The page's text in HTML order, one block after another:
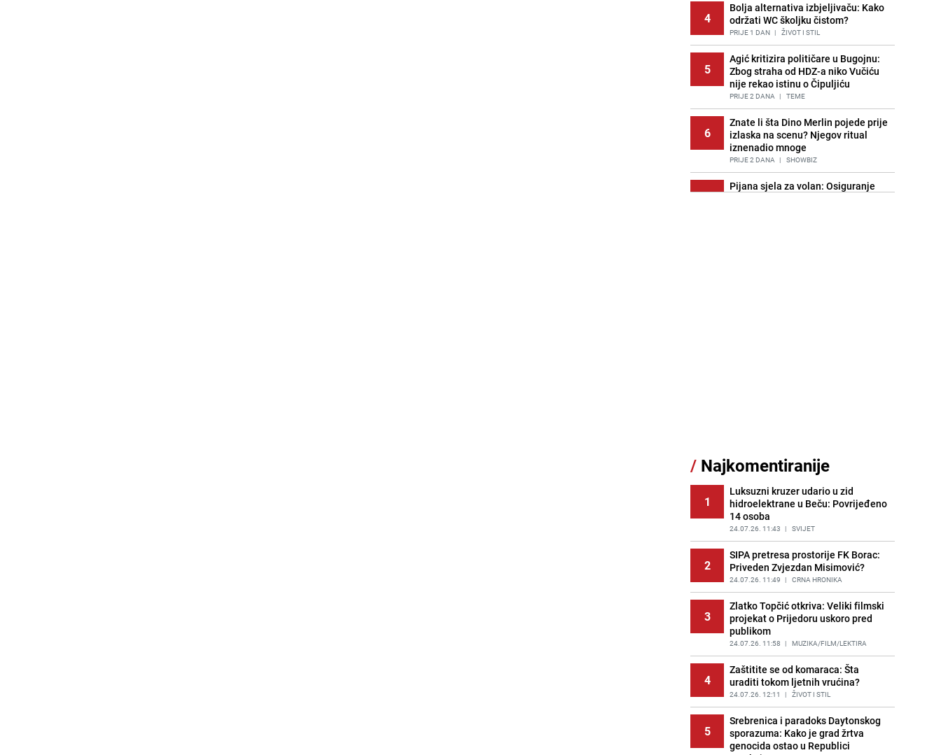
4
Bolja alternativa izbjeljivaču: Kako
održati WC školjku čistom?
PRIJE 1 DAN | ŽIVOT I STIL
5
Agić kritizira političare u Bugojnu:
Zbog straha od HDZ-a niko Vučiću
nije rekao istinu o Čipuljiću
PRIJE 2 DANA | TEME
6
Znate li šta Dino Merlin pojede prije
izlaska na scenu? Njegov ritual
iznenadio mnoge
PRIJE 2 DANA | SHOWBIZ
7
Pijana sjela za volan: Osiguranje
Novog
BOSNA I HERCEGOVINA
12
Kao iz slastičarne: Rolada od
čokolade i kokosa bez pečenja,
jednostavan desert bez imalo muke
PRIJE 2 DANA | RECEPTI
13
Tajna savršenog makedonskog
ajvara: Stari recept za kremast i
bogat okus
PRIJE 2 DANA | RECEPTI
Tuga potresla grad na Uni:
Preminula Lejla Muhić (39),
sugrađani u nevjerici
PRIJE 2 DANA BOSNA I HERCEGOVINA
15
Borba trajala satima: Pogledajte
'grdosiju' od skoro tri metra koju su
braća izvukla iz mora
PRIJE 1 DAN | SVIJET
/ Najkomentiranije
1
Luksuzni kruzer udario u zid
hidroelektrane u Beču: Povrijeđeno
14 osoba
24.07.26. 11:43 | SVIJET
2
SIPA pretresa prostorije FK Borac:
Priveden Zvjezdan Misimović?
24.07.26. 11:49 | CRNA HRONIKA
3
Zlatko Topčić otkriva: Veliki filmski
projekat o Prijedoru uskoro pred
publikom
24.07.26. 11:58 | MUZIKA/FILM/LEKTIRA
4
Zaštitite se od komaraca: Šta
uraditi tokom ljetnih vrućina?
24.07.26. 12:11 | ŽIVOT I STIL
5
Srebrenica i paradoks Daytonskog
sporazuma: Kako je grad žrtva
genocida ostao u Republici